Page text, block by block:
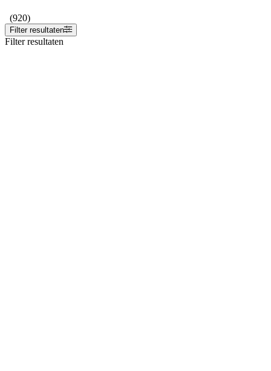
(920)
Filter resultaten
Filter resultaten